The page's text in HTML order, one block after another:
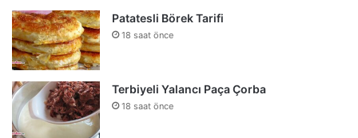
Patatesli Börek Tarifi
18 saat önce
Terbiyeli Yalancı Paça Çorba
18 saat önce